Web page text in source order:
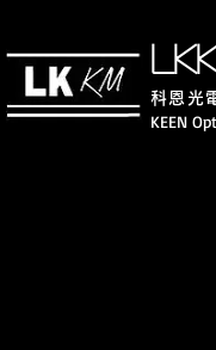
科恩光
KEEN